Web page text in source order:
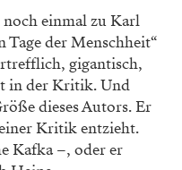
einmal zu Karl
Tage der Menschheit“
gigantisch,
in der Kritik. Und
dieses Autors. Er
Kritik entzieht.
Kafka –, oder er